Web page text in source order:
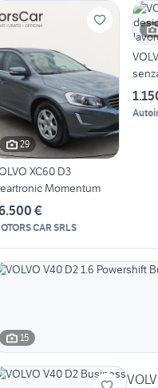
29
XC60 D3
Momentum
€
CAR SRLS
far
15